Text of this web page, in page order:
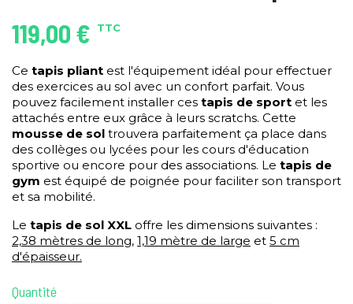
119,00 €
TTC
Ce tapis pliant est l'équipement idéal pour effectuer
des exercices au sol avec un confort parfait. Vous
pouvez facilement installer ces tapis de sport et les
attachés entre eux grâce à leurs scratchs. Cette
mousse de sol trouvera parfaitement ça place dans
des collèges ou lycées pour les cours d'éducation
sportive ou encore pour des associations. Le tapis de
gym est équipé de poignée pour faciliter son transport
et sa mobilité.
Le tapis de sol XXL offre les dimensions suivantes :
2,38 mètres de long, 1,19 mètre de large et 5 cm
d'épaisseur.
Quantité